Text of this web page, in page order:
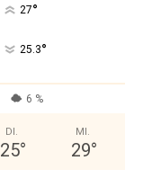
27°
25.3°
6 %
DI.
25°
MI.
29°